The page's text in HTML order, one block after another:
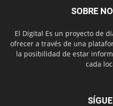
SOBRE
El Digital Es un proyecto de
ofrecer a través de una
la posibilidad de estar
cada